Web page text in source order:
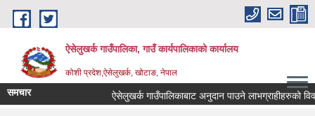
Skip to main content
ऐसेलुखर्क गाउँपालिका, गाउँ कार्यपालिकाको कार्यालय
कोशी प्रदेश,ऐसेलुखर्क, खोटाङ, नेपाल
समचार ऐसेलुखर्क गाउँपालिकाबाट अनुदान पाउने लाभग्राहीहरुको